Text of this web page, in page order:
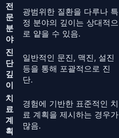
전
문
분
야
광범위한 질환을 다루나 특
정 분야의 깊이는 상대적으
로 얕을 수 있음.
진
단
깊
이
일반적인 문진, 맥진, 설진
등을 통해 포괄적으로 진
단.
치
료
계
획
경험에 기반한 표준적인 치
료 계획을 제시하는 경우가
많음.